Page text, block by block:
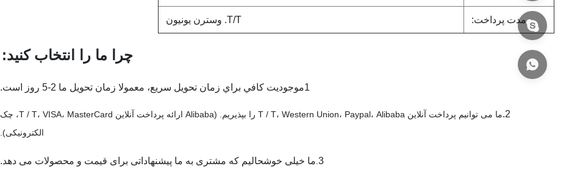
مدت پرداخت: T/T. وسترن یونیون
چرا ما را انتخاب کنید:
1موجوديت کافي براي زمان تحویل سريع، معمولا زمان تحویل ما 2-5 روز است.
2.
ما می توانیم پرداخت آنلاین T / T، Western Union، Paypal، Alibaba را بپذیریم. (Alibaba ارائه پرداخت آنلاین T / T، VISA، MasterCard، چک
الکترونیکی).
3 ما خیلی خوشحالیم که مشتری به ما پیشنهاداتی برای قیمت و محصولات می دهد.